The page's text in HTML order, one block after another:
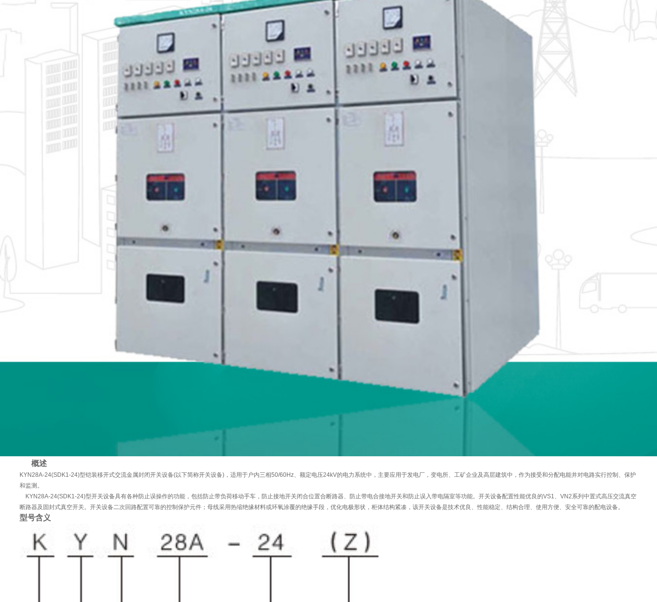
概述
KYN28A-24(SDK1-24)型铠装移开式交流金属封闭开关设备(以下简称开关设备)，适用于户内三相50/60Hz、额定电压24kV的电力系统中，主要应用于发电厂，变电所、工矿企业及高层建筑中，作为接受和分配电能并对电路实行控制、保护
和监测。
KYN28A-24(SDK1-24)型开关设备具有各种防止误操作的功能，包括防止带负荷移动手车，防止接地开关闭合位置合断路器、防止带电合接地开关和防止误入带电隔室等功能。开关设备配置性能优良的VS1、VN2系列中置式高压交流真空
断路器及固封式真空开关。开关设备二次回路配置可靠的控制保护元件；母线采用热缩绝缘材料或环氧涂覆的绝缘手段，优化电极形状，柜体结构紧凑，该开关设备是技术优良、性能稳定、结构合理、使用方便、安全可靠的配电设备。
型号含义